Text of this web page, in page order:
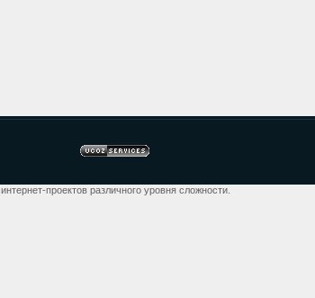
интернет-проектов различного уровня сложности.